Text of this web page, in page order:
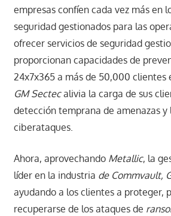
empresas confíen cada vez más en
seguridad gestionados para las
ofrecer servicios de seguridad
proporcionan capacidades de
24x7x365 a más de 50,000 clientes
GM Sectecalivia la carga de sus
detección temprana de amenazas y
ciberataques.
Ahora, aprovechando Metallic, la
líder en la industria de Commvault,
ayudando a los clientes a proteger,
recuperarse de los ataques de